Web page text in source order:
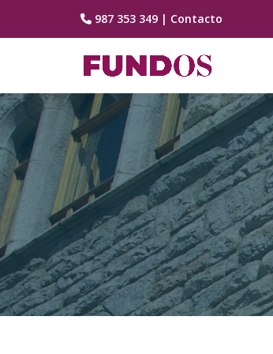
Saltar
987 353 349 | Contacto